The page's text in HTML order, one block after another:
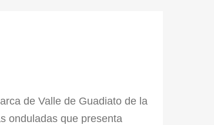
de Valle de Guadiato de la
onduladas que presenta